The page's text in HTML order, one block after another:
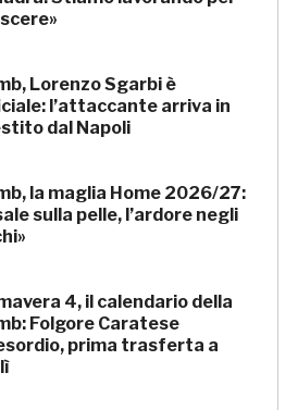
Lorenzo Sgarbi è
l’attaccante arriva in
dal Napoli
la maglia Home 2026/27:
sulla pelle, l’ardore negli
4, il calendario della
Folgore Caratese
prima trasferta a